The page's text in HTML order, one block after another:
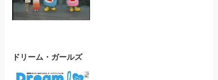
ドリーム・ガールズ